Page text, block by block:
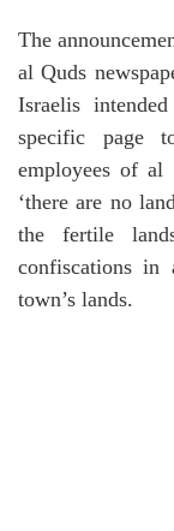
The
al Quds
Israelis
specific page
employees of
‘there are no
the fertile
confiscations in
town’s lands.